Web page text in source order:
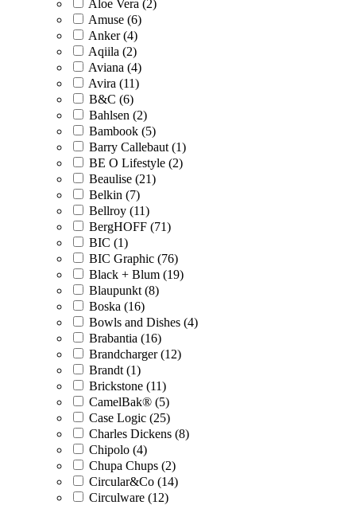
Aloe Vera (2)
Amuse (6)
Anker (4)
Aqiila (2)
Aviana (4)
Avira (11)
B&C (6)
Bahlsen (2)
Bambook (5)
Barry Callebaut (1)
BE O Lifestyle (2)
Beaulise (21)
Belkin (7)
Bellroy (11)
BergHOFF (71)
BIC (1)
BIC Graphic (76)
Black + Blum (19)
Blaupunkt (8)
Boska (16)
Bowls and Dishes (4)
Brabantia (16)
Brandcharger (12)
Brandt (1)
Brickstone (11)
CamelBak® (5)
Case Logic (25)
Charles Dickens (8)
Chipolo (4)
Chupa Chups (2)
Circular&Co (14)
Circulware (12)